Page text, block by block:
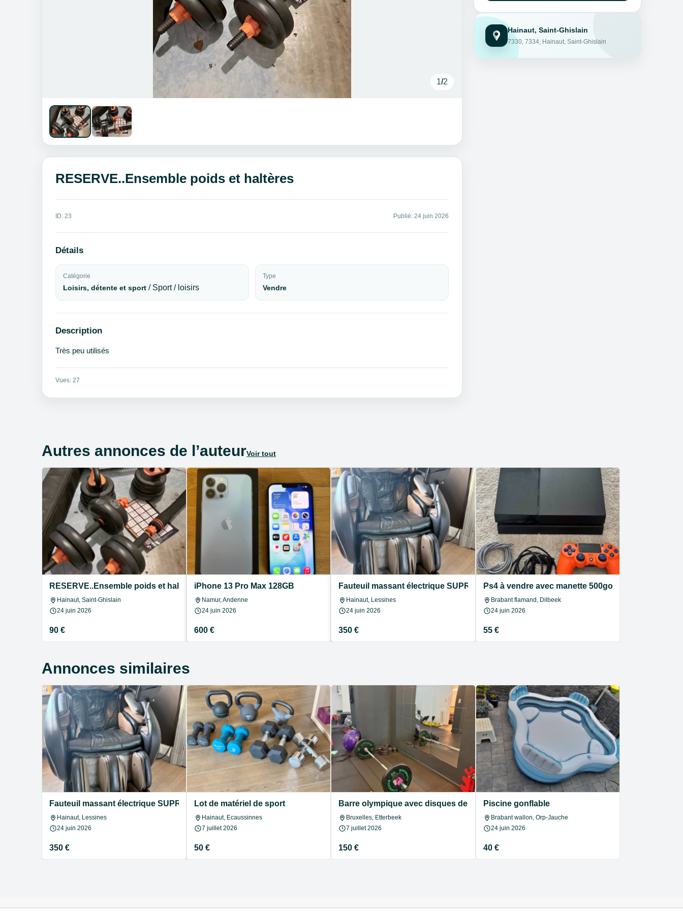
1/2
RESERVE..Ensemble poids et haltères
ID: 23 Publié: 24 juin 2026
Détails
Catégorie
Loisirs, détente et sport / Sport / loisirs
Type
Vendre
Description
Très peu utilisés
Vues: 27
Hainaut, Saint-Ghislain
7330, 7334, Hainaut, Saint-Ghislain
Autres annonces de l’auteurVoir tout
RESERVE..Ensemble poids et haltères
Hainaut, Saint-Ghislain
24 juin 2026
90 €
iPhone 13 Pro Max 128GB
Namur, Andenne
24 juin 2026
600 €
Fauteuil massant électrique SUPRA – Zéro Gravité – Fonctionnel
Hainaut, Lessines
24 juin 2026
350 €
Ps4 à vendre avec manette 500go
Brabant flamand, Dilbeek
24 juin 2026
55 €
Annonces similaires
Fauteuil massant électrique SUPRA – Zéro Gravité – Fonctionnel
Hainaut, Lessines
24 juin 2026
350 €
Lot de matériel de sport
Hainaut, Ecaussinnes
7 juillet 2026
50 €
Barre olympique avec disques de 10 kg (bumpers). Quasi neuve (3 mois).
Bruxelles, Etterbeek
7 juillet 2026
150 €
Piscine gonflable
Brabant wallon, Orp-Jauche
24 juin 2026
40 €